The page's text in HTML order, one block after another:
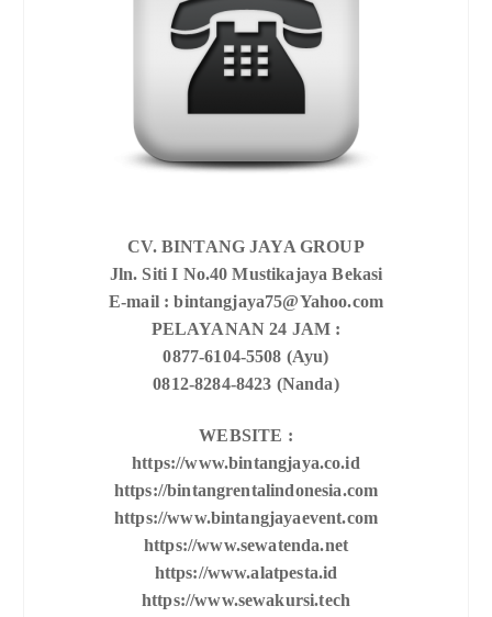
CV. BINTANG JAYA GROUP
Jln. Siti I No.40 Mustikajaya Bekasi
E-mail : bintangjaya75@Yahoo.com
PELAYANAN 24 JAM :
0877-6104-5508 (Ayu)
0812-8284-8423 (Nanda)
WEBSITE :
https://www.bintangjaya.co.id
https://bintangrentalindonesia.com
https://www.bintangjayaevent.com
https://www.sewatenda.net
https://www.alatpesta.id
https://www.sewakursi.tech